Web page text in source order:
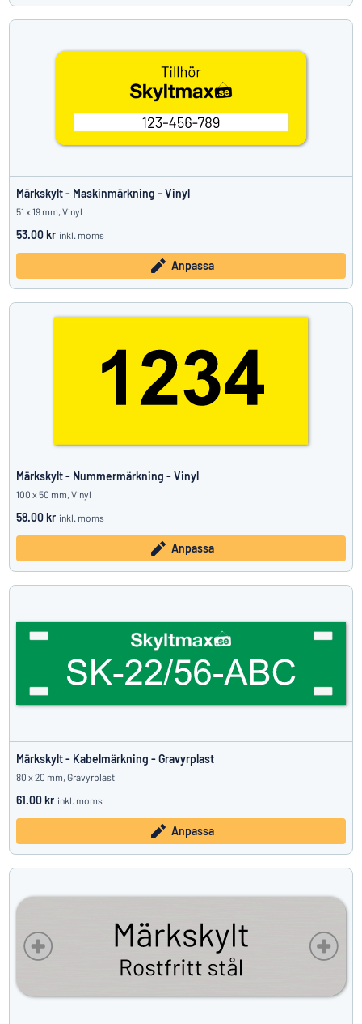
Märkskylt - Maskinmärkning - Vinyl
51 x 19 mm, Vinyl
53.00 kr inkl. moms
Anpassa
Märkskylt - Nummermärkning - Vinyl
100 x 50 mm, Vinyl
58.00 kr inkl. moms
Anpassa
Märkskylt - Kabelmärkning - Gravyrplast
80 x 20 mm, Gravyrplast
61.00 kr inkl. moms
Anpassa